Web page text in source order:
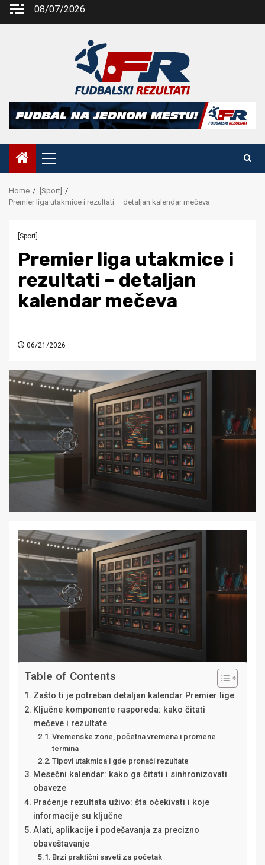
Skip
08/07/2026
Primary
Menu
Home
[Sport]
Premier liga utakmice i rezultati – detaljan kalendar mečeva
[Sport]
Premier liga utakmice i
rezultati – detaljan
kalendar mečeva
06/21/2026
Table of Contents
Zašto ti je potreban detaljan kalendar Premier lige
Ključne komponente rasporeda: kako čitati
mečeve i rezultate
Vremenske zone, početna vremena i promene
termina
Tipovi utakmica i gde pronaći rezultate
Mesečni kalendar: kako ga čitati i sinhronizovati
obaveze
Praćenje rezultata uživo: šta očekivati i koje
informacije su ključne
Alati, aplikacije i podešavanja za precizno
obaveštavanje
Brzi praktični saveti za početak